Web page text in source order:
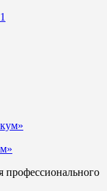
профессионального